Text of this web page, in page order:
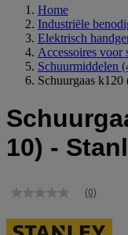
Home
Industriële
Elektrisch
Accessoires voor
Schuurmiddelen
Schuurgaas
10) -
Geen
Dezelfde
(0)